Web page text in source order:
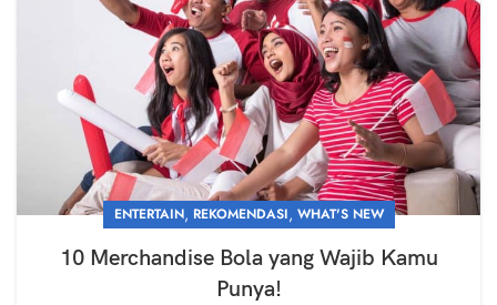
ENTERTAIN, REKOMENDASI, WHAT'S NEW
10 Merchandise Bola yang Wajib Kamu
Punya!